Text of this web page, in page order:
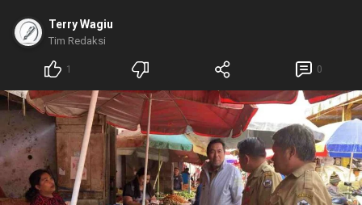
Terry Wagiu
Tim Redaksi
1 0